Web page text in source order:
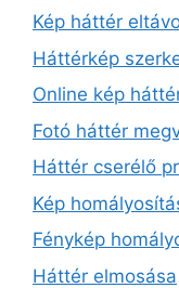
Kép háttér
Háttérkép
Online kép
Fotó háttér
Háttér cserélő
Kép
Fénykép
Háttér elmosása